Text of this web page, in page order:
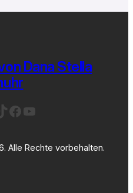
Dana Stella
Facebook
YouTube
Alle Rechte vorbehalten.